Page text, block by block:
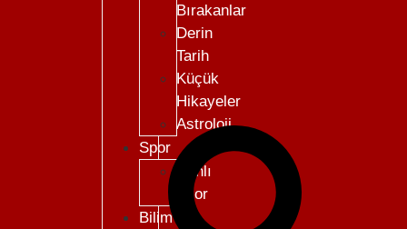
Bırakanlar
Derin
Tarih
Küçük
Hikayeler
Astroloji
Spor
Canlı
Skor
Bilim